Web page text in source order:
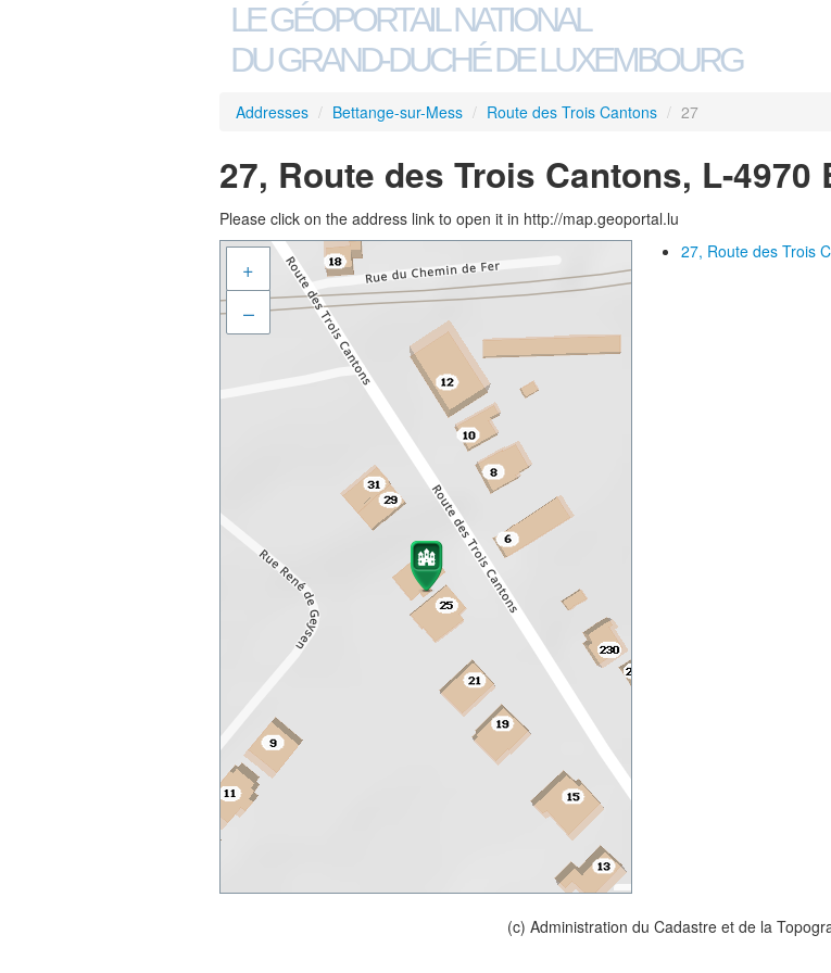
LE GÉOPORTAIL NATIONAL
DU GRAND-DUCHÉ DE LUXEMBOURG
Addresses / Bettange-sur-Mess / Route des Trois Cantons / 27
27, Route des Trois Cantons, L-4970
Please click on the address link to open it in http://map.geoportal.lu
+
–
27, Route des Trois
(c) Administration du Cadastre et de la